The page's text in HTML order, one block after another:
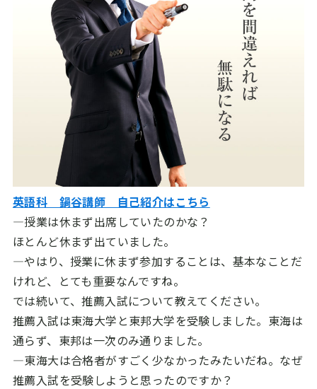
英語科 鍋谷講師 自己紹介はこちら
―授業は休まず出席していたのかな？
ほとんど休まず出ていました。
―やはり、授業に休まず参加することは、基本なことだ
けれど、とても重要なんですね。
では続いて、推薦入試について教えてください。
推薦入試は東海大学と東邦大学を受験しました。東海は
通らず、東邦は一次のみ通りました。
―東海大は合格者がすごく少なかったみたいだね。なぜ
推薦入試を受験しようと思ったのですか？